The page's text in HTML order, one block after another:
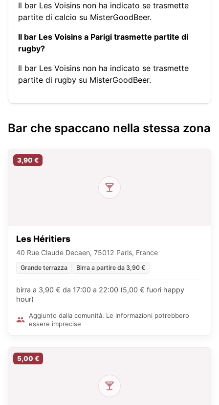
Il bar Les Voisins non ha indicato se trasmette
partite di calcio su MisterGoodBeer.
Il bar Les Voisins a Parigi trasmette partite di
rugby?
Il bar Les Voisins non ha indicato se trasmette
partite di rugby su MisterGoodBeer.
Bar che spaccano nella stessa zona
3,90 €
Les Héritiers
40 Rue Claude Decaen, 75012 Paris, France
Grande terrazza Birra a partire da 3,90 €
birra a 3,90 € da 17:00 a 22:00 (5,00 € fuori happy
hour)
Aggiunto dalla comunità. Le informazioni potrebbero
essere imprecise
5,00 €